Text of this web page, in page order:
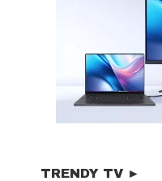
TRENDY TV ►